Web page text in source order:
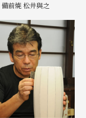
備前焼 松井與之